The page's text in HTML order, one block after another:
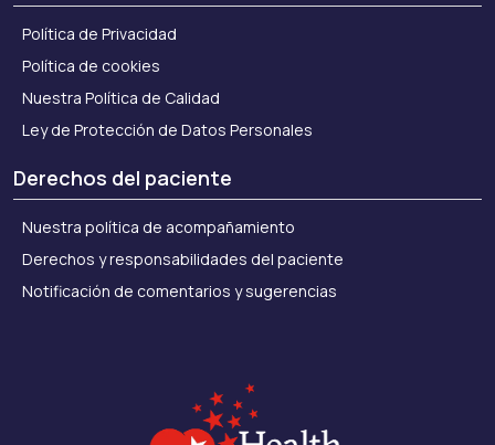
Política de Privacidad
Política de cookies
Nuestra Política de Calidad
Ley de Protección de Datos Personales
Derechos del paciente
Nuestra política de acompañamiento
Derechos y responsabilidades del paciente
Notificación de comentarios y sugerencias